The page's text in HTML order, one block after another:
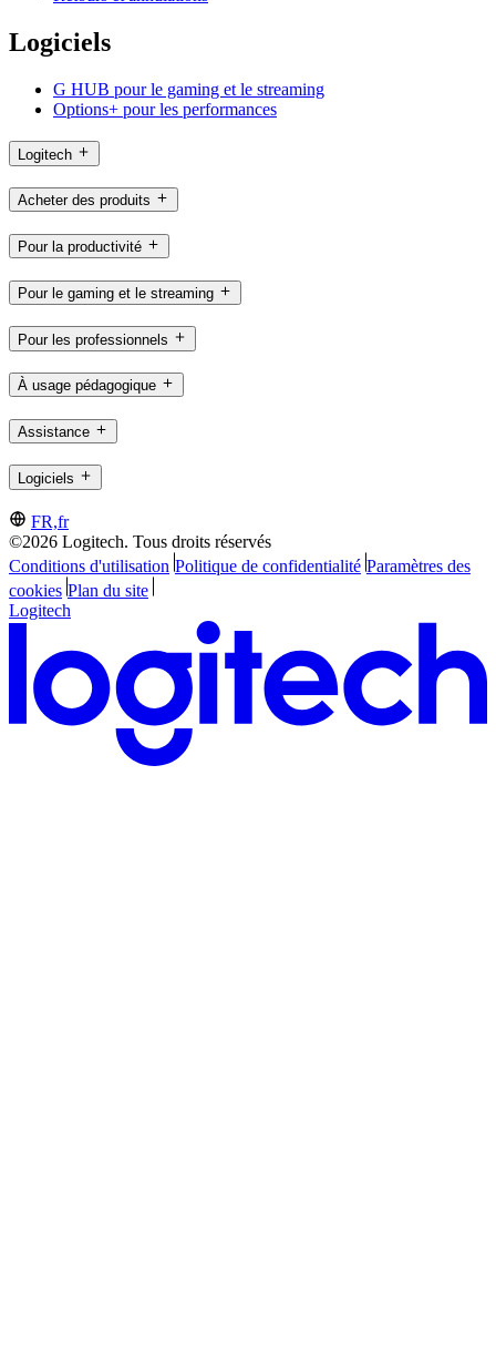
Logiciels
G HUB pour le gaming et le streaming
Options+ pour les performances
Logitech
Acheter des produits
Pour la productivité
Pour le gaming et le streaming
Pour les professionnels
À usage pédagogique
Assistance
Logiciels
FR,fr
©2026 Logitech. Tous droits réservés
Conditions d'utilisation Politique de confidentialité Paramètres des
cookies Plan du site
Logitech